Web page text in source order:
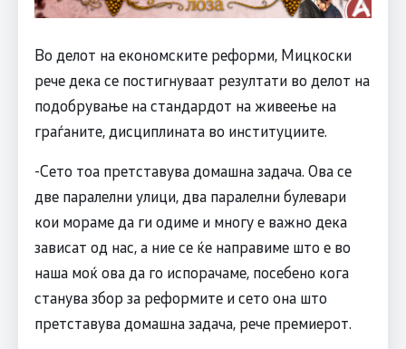
Во делот на економските реформи, Мицкоски
рече дека се постигнуваат резултати во делот на
подобрување на стандардот на живеење на
граѓаните, дисциплината во институциите.
-Сето тоа претставува домашна задача. Ова се
две паралелни улици, два паралелни булевари
кои мораме да ги одиме и многу е важно дека
зависат од нас, а ние се ќе направиме што е во
наша моќ ова да го испорачаме, посебено кога
станува збор за реформите и сето она што
претставува домашна задача, рече премиерот.